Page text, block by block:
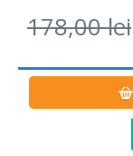
178,00 lei